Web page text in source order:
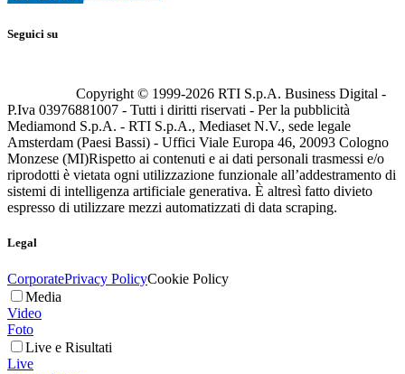
Seguici su
Copyright © 1999-2026 RTI S.p.A. Business Digital -
P.Iva 03976881007 - Tutti i diritti riservati - Per la pubblicità
Mediamond S.p.A. - RTI S.p.A., Mediaset N.V., sede legale
Amsterdam (Paesi Bassi) - Uffici Viale Europa 46, 20093 Cologno
Monzese (MI)Rispetto ai contenuti e ai dati personali trasmessi e/o
riprodotti è vietata ogni utilizzazione funzionale all’addestramento di
sistemi di intelligenza artificiale generativa. È altresì fatto divieto
espresso di utilizzare mezzi automatizzati di data scraping.
Legal
CorporatePrivacy PolicyCookie Policy
Media
Video
Foto
Live e Risultati
Live